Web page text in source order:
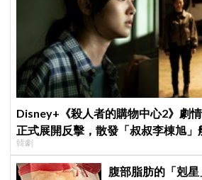
Disney+《殺人者的購物中心2》劇
正式展開反擊，散發「叔叔李棟旭」
韓劇
腹部脂肪的「剋